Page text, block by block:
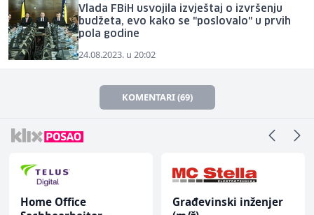
Vlada FBiH usvojila izvještaj o izvršenju
budžeta, evo kako se "poslovalo" u prvih
pola godine
24.08.2023. u 20:02
KOMENTARI (69)
Home Office
Građevinski inženjer